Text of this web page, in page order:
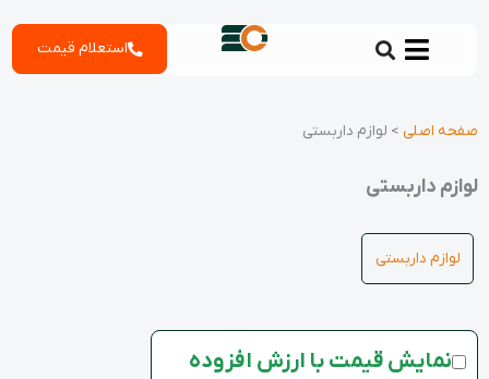
استعلام قیمت
صفحه اصلی > لوازم داربستی
لوازم داربستی
لوازم داربستی
نمایش قیمت با ارزش افزوده